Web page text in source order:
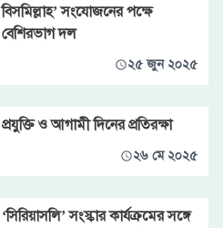
বিসমিল্লাহ’ সংযোজনের পক্ষে
বেশিরভাগ দল
২৫ জুন ২০২৫
প্রযুক্তি ও আগামী দিনের প্রতিরক্ষা
২৬ মে ২০২৫
‘সিরিয়াসলি’ সংস্কার কার্যক্রমের সঙ্গে